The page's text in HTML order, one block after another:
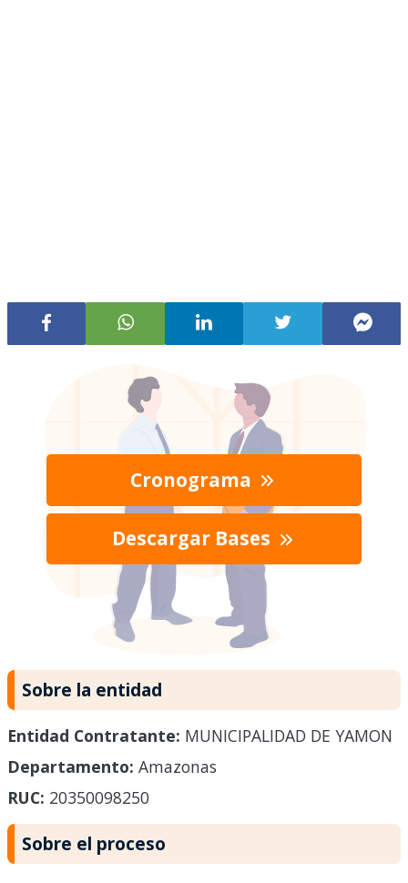
Cronograma
Descargar Bases
Sobre la entidad
Entidad Contratante: MUNICIPALIDAD DE YAMON
Departamento: Amazonas
RUC: 20350098250
Sobre el proceso